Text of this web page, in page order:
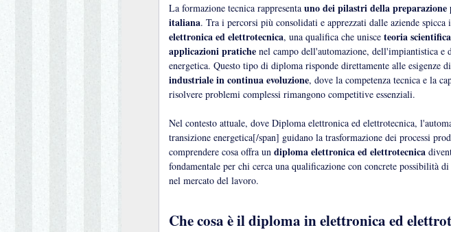
La formazione tecnica rappresenta uno dei pilastri della preparazione
italiana. Tra i percorsi più consolidati e apprezzati dalle aziende spicca
elettronica ed elettrotecnica, una qualifica che unisce teoria
applicazioni pratiche nel campo dell'automazione, dell'impiantistica e
energetica. Questo tipo di diploma risponde direttamente alle esigenze di
industriale in continua evoluzione, dove la competenza tecnica e la
risolvere problemi complessi rimangono competitive essenziali.
Nel contesto attuale, dove Diploma elettronica ed elettrotecnica,
transizione energetica[/span] guidano la trasformazione dei processi
comprendere cosa offra un diploma elettronica ed elettrotecnica
fondamentale per chi cerca una qualificazione con concrete possibilità
nel mercato del lavoro.
Che cosa è il diploma in elettronica ed